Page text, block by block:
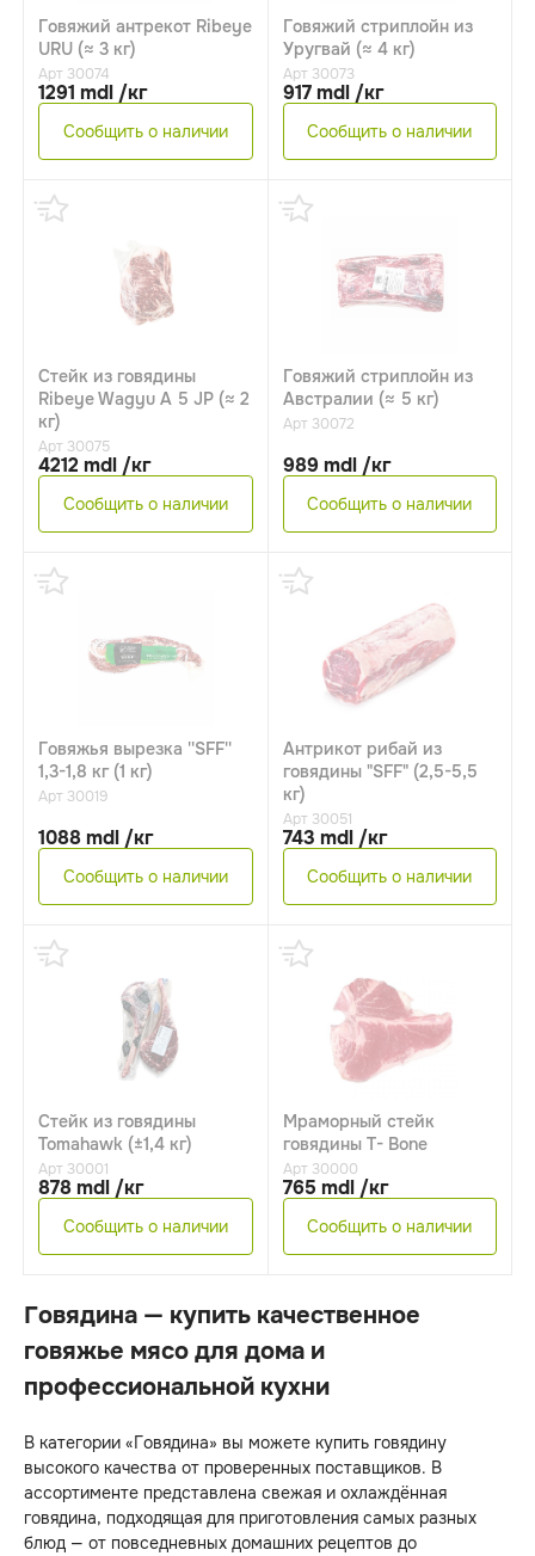
Говяжий антрекот Ribeye
URU (≈ 3 кг)
Арт 30074
1291 mdl /кг
Сообщить о наличии
Говяжий стриплойн из
Уругвай (≈ 4 кг)
Арт 30073
917 mdl /кг
Сообщить о наличии
Стейк из говядины
Ribeye Wagyu A 5 JP (≈ 2
кг)
Арт 30075
4212 mdl /кг
Сообщить о наличии
Говяжий стриплойн из
Австралии (≈ 5 кг)
Арт 30072
989 mdl /кг
Сообщить о наличии
Говяжья вырезка ''SFF''
1,3-1,8 кг (1 кг)
Арт 30019
1088 mdl /кг
Сообщить о наличии
Антрикот рибай из
говядины "SFF" (2,5-5,5
кг)
Арт 30051
743 mdl /кг
Сообщить о наличии
Стейк из говядины
Tomahawk (±1,4 кг)
Арт 30001
878 mdl /кг
Сообщить о наличии
Мраморный стейк
говядины T- Bone
Арт 30000
765 mdl /кг
Сообщить о наличии
Говядина — купить качественное
говяжье мясо для дома и
профессиональной кухни
В категории «Говядина» вы можете купить говядину
высокого качества от проверенных поставщиков. В
ассортименте представлена свежая и охлаждённая
говядина, подходящая для приготовления самых разных
блюд — от повседневных домашних рецептов до